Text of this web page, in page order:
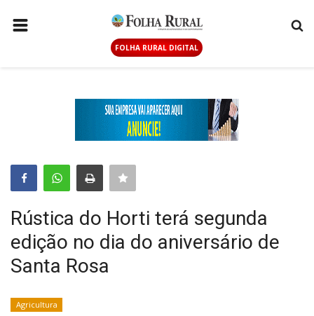
FOLHA RURAL DIGITAL
GERAL
CONTATO
LOGIN
CADASTRAR
Rústica do Horti terá segunda
edição no dia do aniversário de
Santa Rosa
Agricultura